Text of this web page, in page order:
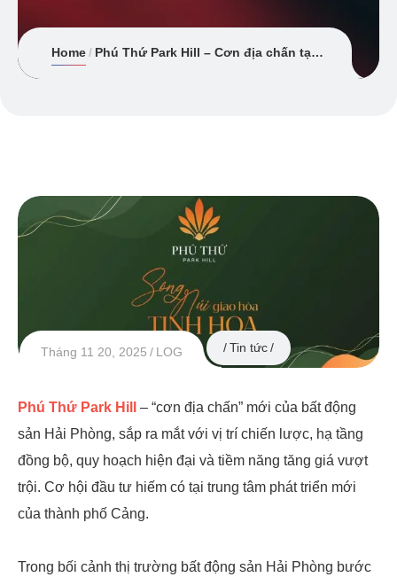
Home Phú Thứ Park Hill – Cơn địa chấn tại Hải Phòng sắp ra mắt
Tháng 11 20, 2025 LOG Tin tức
Phú Thứ Park Hill
– “cơn địa chấn” mới của bất động
sản Hải Phòng, sắp ra mắt với vị trí chiến lược, hạ tầng
đồng bộ, quy hoạch hiện đại và tiềm năng tăng giá vượt
trội. Cơ hội đầu tư hiếm có tại trung tâm phát triển mới
của thành phố Cảng.
Trong bối cảnh thị trường bất động sản Hải Phòng bước